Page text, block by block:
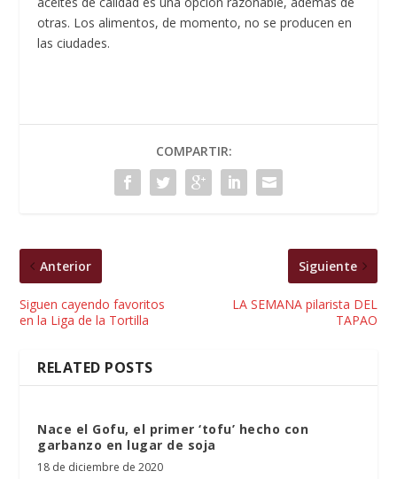
otras. Los alimentos, de momento, no se producen en
las ciudades.
COMPARTIR:
Anterior
Siguen cayendo favoritos
en la Liga de la Tortilla
Siguiente
LA SEMANA pilarista DEL
TAPAO
RELATED POSTS
Nace el Gofu, el primer ‘tofu’ hecho con
garbanzo en lugar de soja
18 de diciembre de 2020